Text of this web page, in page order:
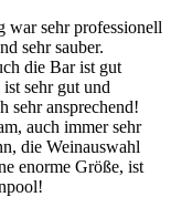
war sehr professionell
sehr sauber.
die Bar ist gut
sehr gut und
sehr ansprechend!
auch immer sehr
die Weinauswahl
enorme Größe, ist